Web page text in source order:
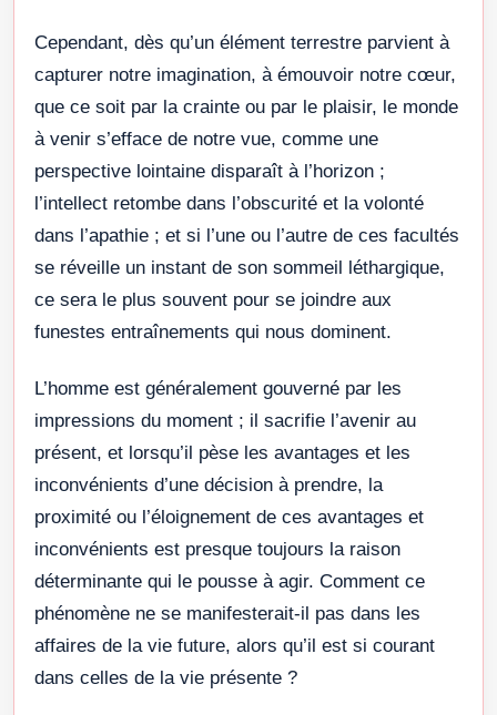
Cependant, dès qu’un élément terrestre parvient à
capturer notre imagination, à émouvoir notre cœur,
que ce soit par la crainte ou par le plaisir, le monde
à venir s’efface de notre vue, comme une
perspective lointaine disparaît à l’horizon ;
l’intellect retombe dans l’obscurité et la volonté
dans l’apathie ; et si l’une ou l’autre de ces facultés
se réveille un instant de son sommeil léthargique,
ce sera le plus souvent pour se joindre aux
funestes entraînements qui nous dominent.
L’homme est généralement gouverné par les
impressions du moment ; il sacrifie l’avenir au
présent, et lorsqu’il pèse les avantages et les
inconvénients d’une décision à prendre, la
proximité ou l’éloignement de ces avantages et
inconvénients est presque toujours la raison
déterminante qui le pousse à agir. Comment ce
phénomène ne se manifesterait-il pas dans les
affaires de la vie future, alors qu’il est si courant
dans celles de la vie présente ?